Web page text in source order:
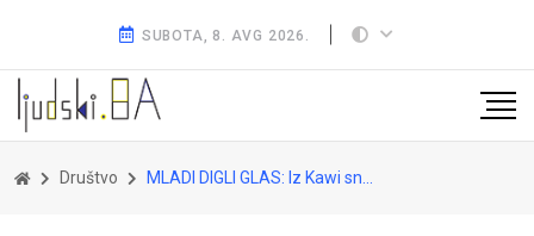
SUBOTA, 8. AVG 2026.
Društvo MLADI DIGLI GLAS: Iz Kawi snažna poruka protiv nasilja